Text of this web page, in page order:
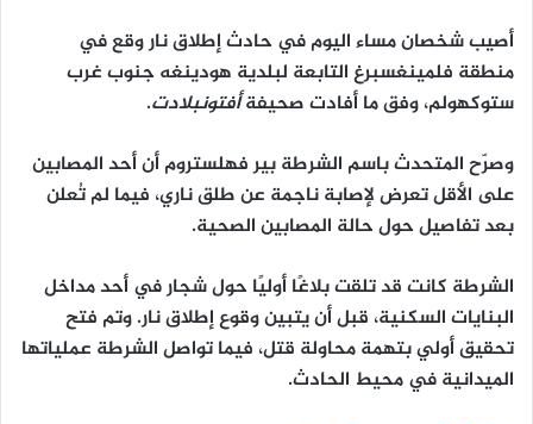
أصيب شخصان مساء اليوم في حادثإطلاق ناروقع في
منطقة فلمينغسبرغالتابعة لبلدية هودينغهجنوب غرب
ستوكهولم، وفق ما أفادت صحيفةأفتونبلادت.
وصرّح المتحدث باسم الشرطةبير فهلسترومأن أحد المصابين
على الأقل تعرض لإصابة ناجمة عنطلق ناري، فيما لم تُعلن
بعد تفاصيل حول حالة المصابين الصحية.
الشرطة كانت قد تلقت بلاغًا أوليًا حولشجار في أحد مداخل
البنايات السكنية، قبل أن يتبين وقوع إطلاق نار. وتم فتح
تحقيق أولي بتهمةمحاولة قتل، فيما تواصل الشرطة عملياتها
الميدانية في محيط الحادث.